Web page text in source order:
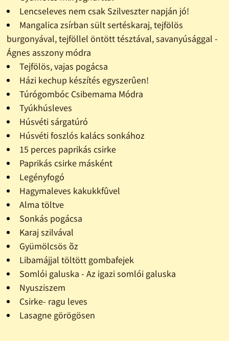
Lencseleves nem csak Szilveszter napján jó!
Mangalica zsírban sült sertéskaraj, tejfölös
burgonyával, tejföllel öntött tésztával, savanyúsággal -
Ágnes asszony módra
Tejfölös, vajas pogácsa
Házi kechup készítés egyszerûen!
Túrógombóc Csibemama Módra
Tyúkhúsleves
Húsvéti sárgatúró
Húsvéti foszlós kalács sonkához
15 perces paprikás csirke
Paprikás csirke másként
Legényfogó
Hagymaleves kakukkfûvel
Alma töltve
Sonkás pogácsa
Karaj szilvával
Gyümölcsös õz
Libamájjal töltött gombafejek
Somlói galuska - Az igazi somlói galuska
Nyusziszem
Csirke- ragu leves
Lasagne görögösen